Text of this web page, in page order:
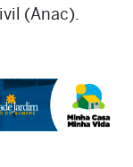
(Anac).